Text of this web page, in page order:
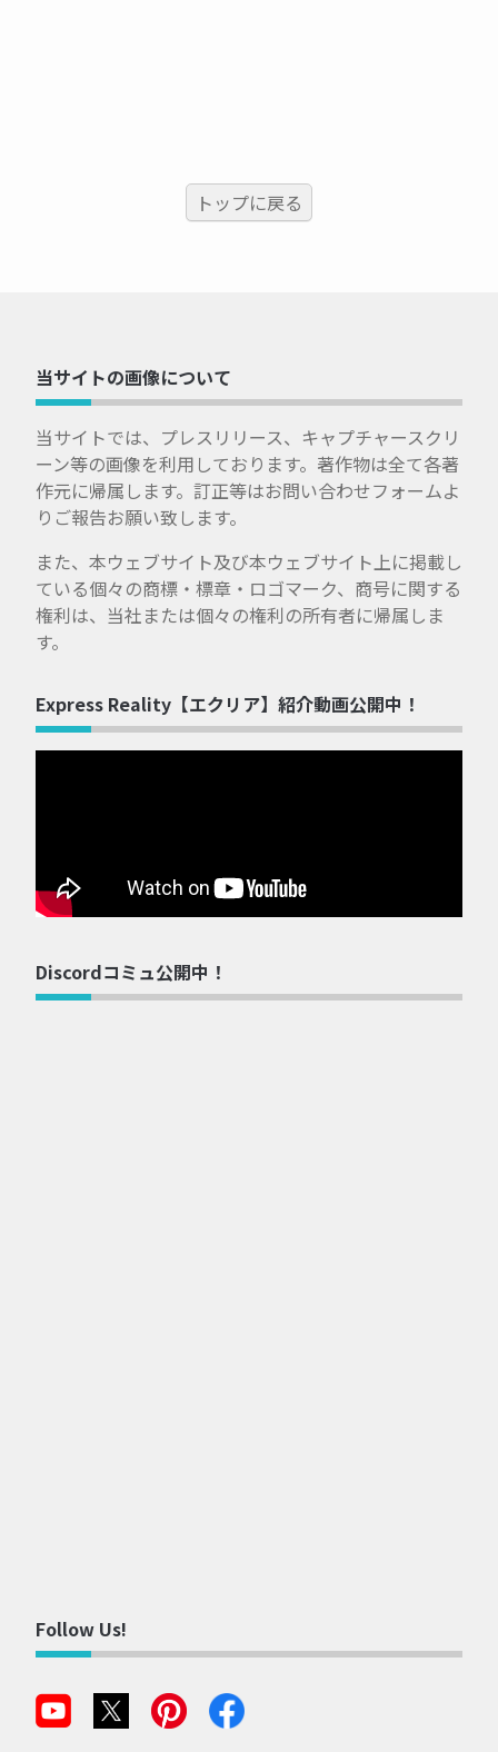
トップに戻る
当サイトの画像について
当サイトでは、プレスリリース、キャプチャースクリ
ーン等の画像を利用しております。著作物は全て各著
作元に帰属します。訂正等はお問い合わせフォームよ
りご報告お願い致します。
また、本ウェブサイト及び本ウェブサイト上に掲載し
ている個々の商標・標章・ロゴマーク、商号に関する
権利は、当社または個々の権利の所有者に帰属しま
す。
Express Reality【エクリア】紹介動画公開中！
Discordコミュ公開中！
Follow Us!